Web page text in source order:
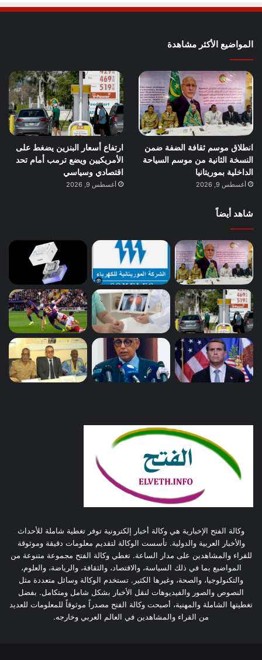
المواضيع الأكثر مشاهدة
انطلاق موسم ثقافة الضفة ضمن
النسخة الثانية من موسم السياحة
الداخلية بموريتانيا
أغسطس 9, 2026
ارتفاع أسعار البنزين يضغط على
الأمريكيين ويضع ترمب أمام تحد
اقتصادي وسياسي
أغسطس 9, 2026
شاهد أيضاً
وكالة الفتح الإخبارية هي وكالة أخبار إلكترونية توفر تغطية شاملة للأحداث
والأخبار العربية والدولية. تأسست الوكالة لتقديم معلومات دقيقة وموثوقة
للقراء والمشاهدين على مدار الساعة. تغطي وكالة الفتح مجموعة متنوعة من
المواضيع بما في ذلك السياسة، والاقتصاد، والثقافة، والرياضة، والعلوم،
والتكنولوجيا، والصحة، وغيرها الكثير. تستخدم الوكالة وسائل متعددة مثل
النصوص والصور والفيديوهات لنقل الأخبار بشكل شامل ومتكامل. بفضل
تغطيتها الشاملة والمهنية، أصبحت وكالة الفتح مصدراً موثوقاً للمعلومات للعديد
من القراء والمشاهدين في العالم العربي وخارجه.